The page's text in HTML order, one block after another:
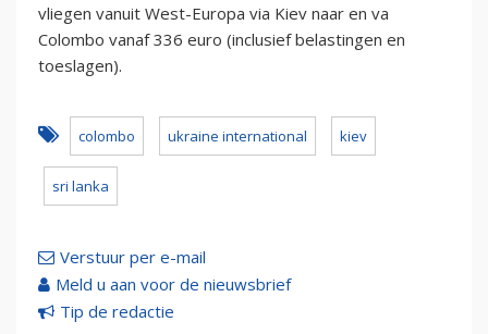
vliegen vanuit West-Europa via Kiev naar en va
Colombo vanaf 336 euro (inclusief belastingen en
toeslagen).
colombo ukraine international kiev
sri lanka
Verstuur per e-mail
Meld u aan voor de nieuwsbrief
Tip de redactie